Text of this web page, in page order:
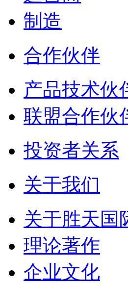
制造
合作伙伴
产品技术伙
联盟合作伙
投资者关系
关于我们
关于胜天国
理论著作
企业文化